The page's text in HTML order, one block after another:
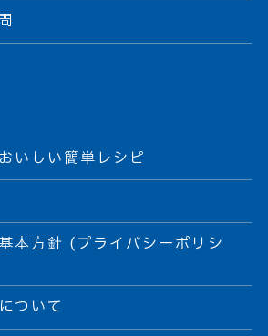
いしい簡単レシピ
本方針 (プライバシーポリシ
ついて